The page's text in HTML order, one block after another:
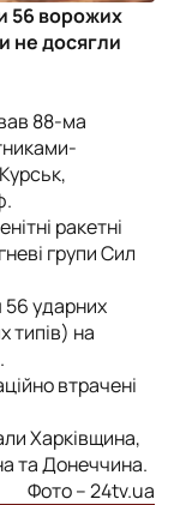
56 ворожих
не досягли
88-ма
ракетні
групи Сил
ударних
типів) на
втрачені
Харківщина,
та Донеччина.
Фото – 24tv.ua